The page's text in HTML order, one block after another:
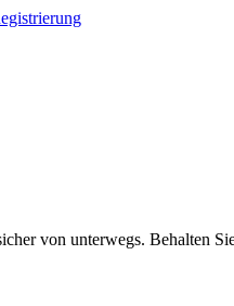
von unterwegs. Behalten